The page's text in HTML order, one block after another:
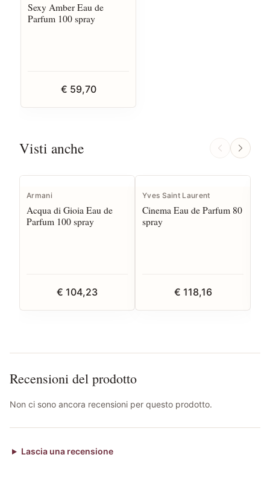
Sexy Amber Eau de
Parfum 100 spray
€ 59,70
Visti anche
Armani
Acqua di Gioia Eau de
Parfum 100 spray
€ 104,23
Yves Saint Laurent
Cinema Eau de Parfum 80
spray
€ 118,16
Recensioni del prodotto
Non ci sono ancora recensioni per questo prodotto.
Lascia una recensione